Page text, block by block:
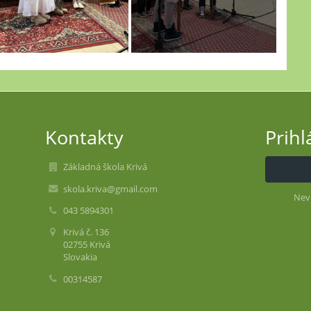
Kontakty
Základná škola Krivá
skola.kriva@gmail.com
043 5894301
Krivá č. 136
02755 Krivá
Slovakia
00314587